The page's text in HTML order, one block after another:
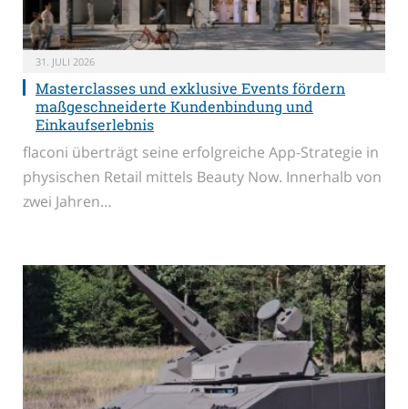
31. JULI 2026
Masterclasses und exklusive Events fördern
maßgeschneiderte Kundenbindung und
Einkaufserlebnis
flaconi überträgt seine erfolgreiche App-Strategie in
physischen Retail mittels Beauty Now. Innerhalb von
zwei Jahren…